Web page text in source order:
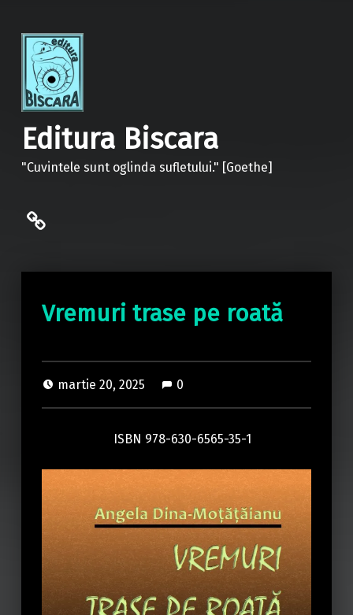
Editura Biscara
"Cuvintele sunt oglinda sufletului." [Goethe]
politica de confidentialitate
Vremuri trase pe roată
martie 20, 2025 0
ISBN 978-630-6565-35-1